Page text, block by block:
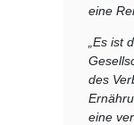
eine
„Es ist
des
eine